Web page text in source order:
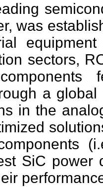
was
sectors,
a
in the
SiC power